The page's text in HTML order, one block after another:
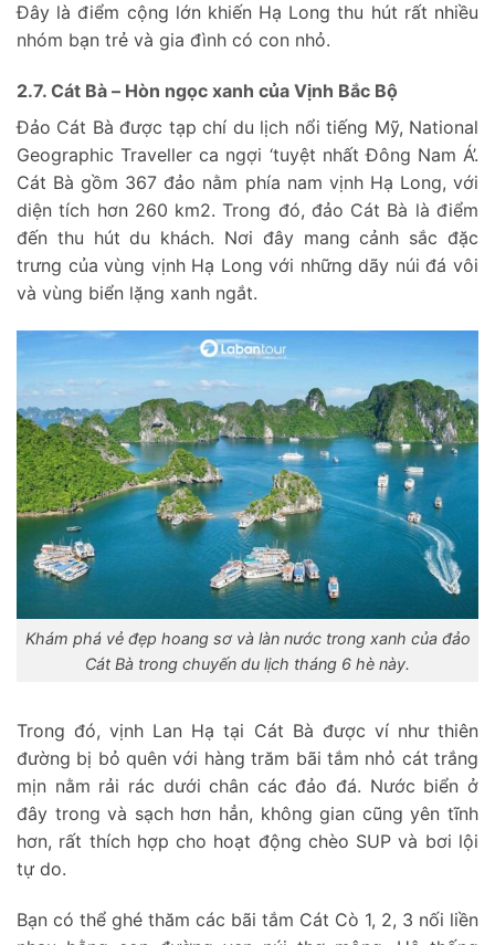
Đây là điểm cộng lớn khiến Hạ Long thu hút rất nhiều
nhóm bạn trẻ và gia đình có con nhỏ.
2.7. Cát Bà – Hòn ngọc xanh của Vịnh Bắc Bộ
Đảo Cát Bà được tạp chí du lịch nổi tiếng Mỹ, National
Geographic Traveller ca ngợi ‘tuyệt nhất Đông Nam Á’.
Cát Bà gồm 367 đảo nằm phía nam vịnh Hạ Long, với
diện tích hơn 260 km2. Trong đó, đảo Cát Bà là điểm
đến thu hút du khách. Nơi đây mang cảnh sắc đặc
trưng của vùng vịnh Hạ Long với những dãy núi đá vôi
và vùng biển lặng xanh ngắt.
Khám phá vẻ đẹp hoang sơ và làn nước trong xanh của đảo
Cát Bà trong chuyến du lịch tháng 6 hè này.
Trong đó, vịnh Lan Hạ tại Cát Bà được ví như thiên
đường bị bỏ quên với hàng trăm bãi tắm nhỏ cát trắng
mịn nằm rải rác dưới chân các đảo đá. Nước biển ở
đây trong và sạch hơn hẳn, không gian cũng yên tĩnh
hơn, rất thích hợp cho hoạt động chèo SUP và bơi lội
tự do.
Bạn có thể ghé thăm các bãi tắm Cát Cò 1, 2, 3 nối liền